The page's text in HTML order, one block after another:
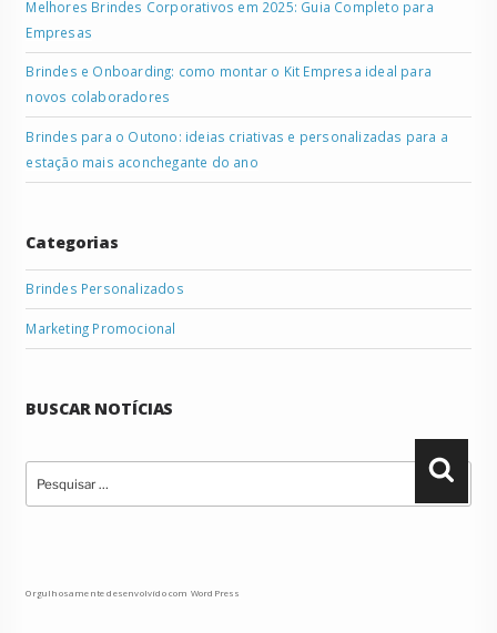
Melhores Brindes Corporativos em 2025: Guia Completo para
Empresas
Brindes e Onboarding: como montar o Kit Empresa ideal para
novos colaboradores
Brindes para o Outono: ideias criativas e personalizadas para a
estação mais aconchegante do ano
Categorias
Brindes Personalizados
Marketing Promocional
BUSCAR NOTÍCIAS
por:
Orgulhosamente desenvolvido com WordPress